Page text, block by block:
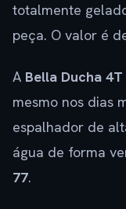
totalmente
peça. O valor é
A Bella Ducha
mesmo nos dias
espalhador de
água de forma
77.